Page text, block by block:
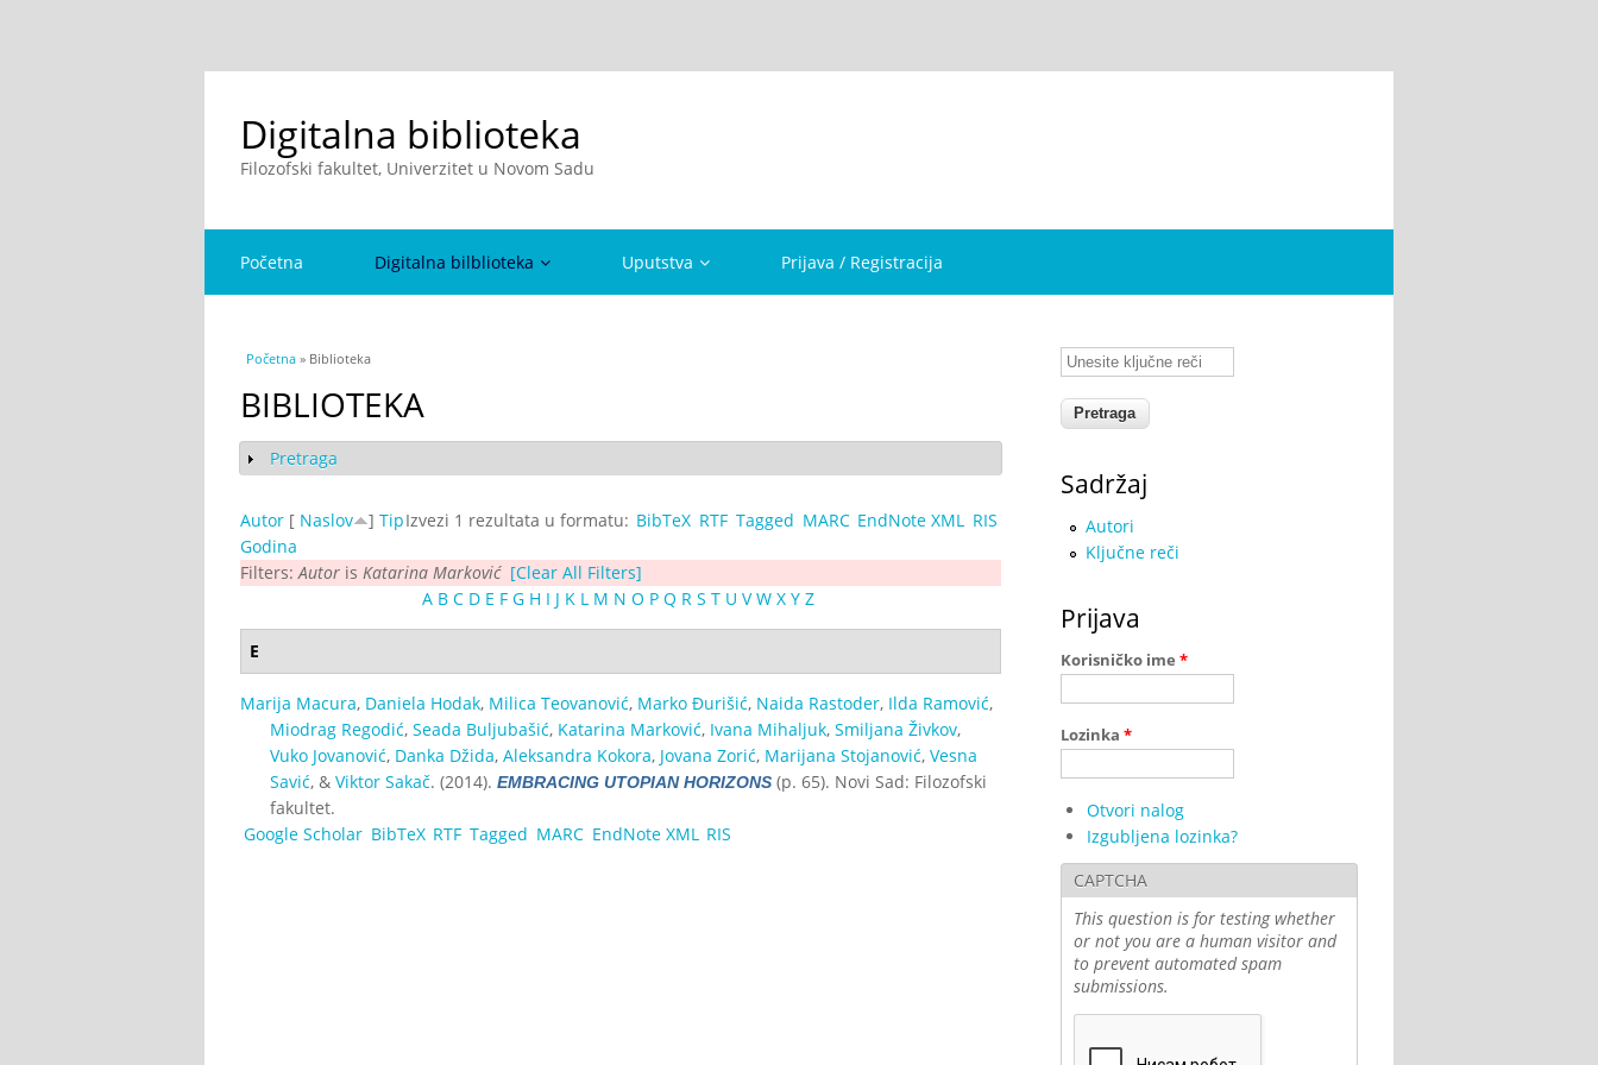
Digitalna biblioteka
Filozofski fakultet, Univerzitet u Novom Sadu
Početna Digitalna bilblioteka Uputstva Prijava / Registracija
You are here
Početna » Biblioteka
BIBLIOTEKA
Show
Pretraga
Izvezi 1 rezultata u formatu: BibTeX RTF Tagged MARC EndNote XML RIS
Autor [ Naslov ] Tip
Godina
Filters: Autor is Katarina Marković [Clear All Filters]
A B C D E F G H I J K L M N O P Q R S T U V W X Y Z
E
Marija Macura, Daniela Hodak, Milica Teovanović, Marko Đurišić, Naida Rastoder, Ilda Ramović,
Miodrag Regodić, Seada Buljubašić, Katarina Marković, Ivana Mihaljuk, Smiljana Živkov,
Vuko Jovanović, Danka Džida, Aleksandra Kokora, Jovana Zorić, Marijana Stojanović, Vesna
Savić, & Viktor Sakač. (2014). EMBRACING UTOPIAN HORIZONS (p. 65). Novi Sad: Filozofski
fakultet.
Google Scholar BibTeX RTF Tagged MARC EndNote XML RIS
Unesite ključne reči
Sadržaj
Autori
Ključne reči
Prijava
Korisničko ime *
Lozinka *
Otvori nalog
Izgubljena lozinka?
CAPTCHA
This question is for testing whether
or not you are a human visitor and
to prevent automated spam
submissions.